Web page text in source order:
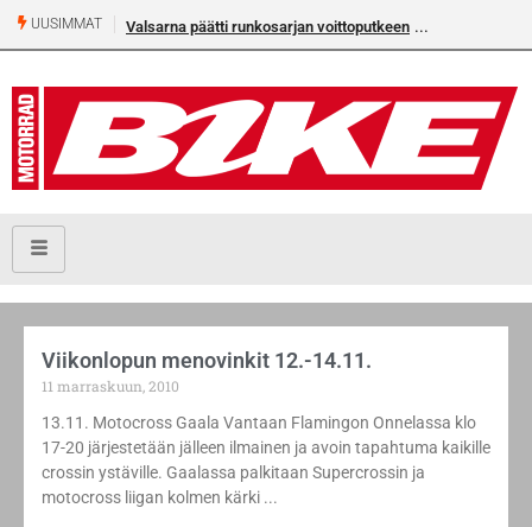
UUSIMMAT Valsarna päätti runkosarjan voittoputkeen
Viikonlopun menovinkit 12.-14.11.
11 marraskuun, 2010
13.11. Motocross Gaala Vantaan Flamingon Onnelassa klo
17-20 järjestetään jälleen ilmainen ja avoin tapahtuma kaikille
crossin ystäville. Gaalassa palkitaan Supercrossin ja
motocross liigan kolmen kärki